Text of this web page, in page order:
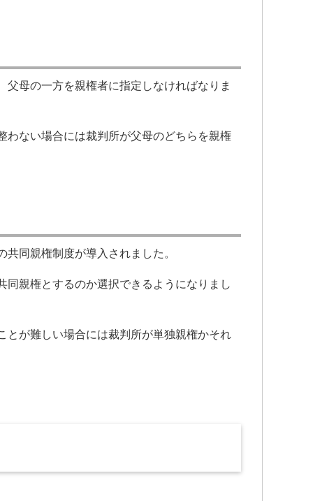
母の一方を親権者に指定しなければなりま
わない場合には裁判所が父母のどちらを親権
同親権制度が導入されました。
親権とするのか選択できるようになりまし
とが難しい場合には裁判所が単独親権かそれ